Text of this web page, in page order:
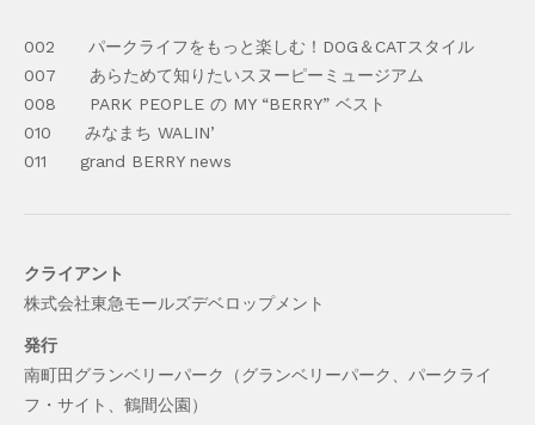
002 パークライフをもっと楽しむ！DOG＆CATスタイル
007 あらためて知りたいスヌーピーミュージアム
008 PARK PEOPLE の MY “BERRY” ベスト
010 みなまち WALIN’
011 grand BERRY news
クライアント
株式会社東急モールズデベロップメント
発行
南町田グランベリーパーク（グランベリーパーク、パークライ
フ・サイト、鶴間公園）